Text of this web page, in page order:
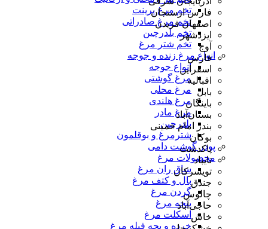
تخم مرغ پرینت
تخم مرغ صادراتی
تخم بلدرچین
تخم شتر مرغ
انواع مرغ زنده و جوجه
انواع جوجه
مرغ گوشتی
مرغ محلی
مرغ هلندی
مرغ مادر
بلدرچین
شترمرغ و بوقلمون
پودر گوشت دامی
محصولات مرغ
ساق ران مرغ
بال و کتف مرغ
گردن مرغ
پنجه مرغ
اسکلت مرغ
خرده و بچه فیله مرغ
فارس ارسنجان
اصفهان فریدن
ایزدشهر
آوج
فارس
اسفراین
اقبالیه
بابل
باینگان
بستان‌آباد
بندر امام خمینی
بوکان
پاکدشت
تایباد
تویسرکان
جندق
چالوس
حاجی‌آباد
خاش